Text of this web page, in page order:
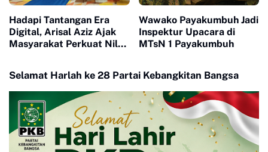
Hadapi Tantangan Era
Digital, Arisal Aziz Ajak
Masyarakat Perkuat Nilai
Wawako Payakumbuh Jadi
Inspektur Upacara di
MTsN 1 Payakumbuh
Selamat Harlah ke 28 Partai Kebangkitan Bangsa